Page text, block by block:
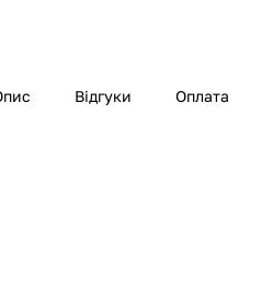
Відгуки Оплата